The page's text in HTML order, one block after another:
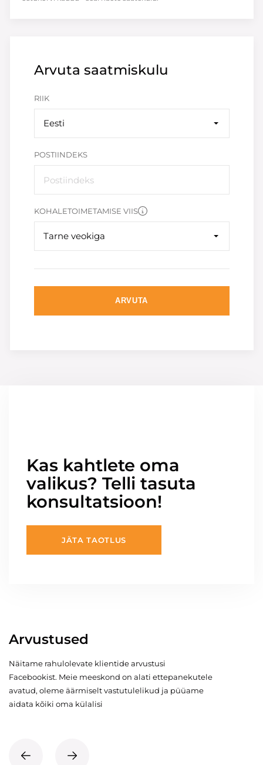
Arvuta saatmiskulu
RIIK
Eesti
POSTIINDEKS
KOHALETOIMETAMISE VIIS
Tarne veokiga
ARVUTA
Kas kahtlete oma
valikus? Telli tasuta
konsultatsioon!
JÄTA TAOTLUS
Arvustused
Näitame rahulolevate klientide arvustusi
Facebookist. Meie meeskond on alati ettepanekutele
avatud, oleme äärmiselt vastutulelikud ja püüame
aidata kõiki oma külalisi